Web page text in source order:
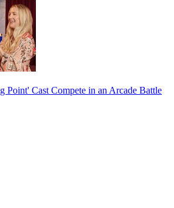
Point' Cast Compete in an Arcade Battle